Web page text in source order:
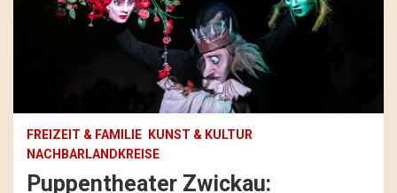
FREIZEIT & FAMILIE
KUNST & KULTUR
NACHBARLANDKREISE
Puppentheater Zwickau: